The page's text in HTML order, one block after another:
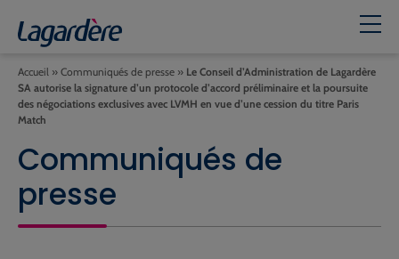
Accueil » Communiqués de presse » Le Conseil d’Administration de Lagardère
SA autorise la signature d’un protocole d’accord préliminaire et la poursuite
des négociations exclusives avec LVMH en vue d’une cession du titre Paris
Match
Communiqués de
presse